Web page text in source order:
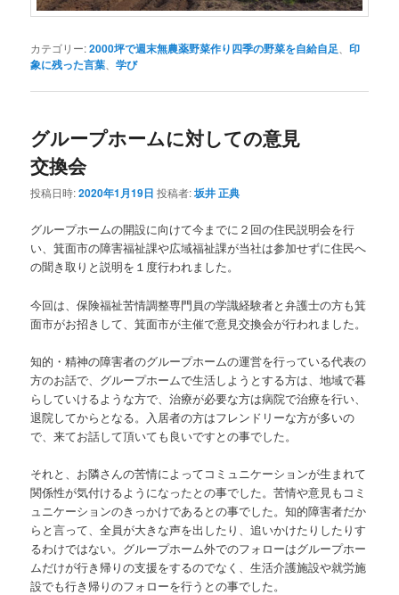
カテゴリー:2000坪で週末無農薬野菜作り四季の野菜を自給自足 、印
象に残った言葉 、学び
グループホームに対しての意見
交換会
投稿日時:2020年1月19日 投稿者:坂井 正典
グループホームの開設に向けて今までに２回の住民説明会を行
い、箕面市の障害福祉課や広域福祉課が当社は参加せずに住民へ
の聞き取りと説明を１度行われました。
今回は、保険福祉苦情調整専門員の学識経験者と弁護士の方も箕
面市がお招きして、箕面市が主催で意見交換会が行われました。
知的・精神の障害者のグループホームの運営を行っている代表の
方のお話で、グループホームで生活しようとする方は、地域で暮
らしていけるような方で、治療が必要な方は病院で治療を行い、
退院してからとなる。入居者の方はフレンドリーな方が多いの
で、来てお話して頂いても良いですとの事でした。
それと、お隣さんの苦情によってコミュニケーションが生まれて
関係性が気付けるようになったとの事でした。苦情や意見もコミ
ュニケーションのきっかけであるとの事でした。知的障害者だか
らと言って、全員が大きな声を出したり、追いかけたりしたりす
るわけではない。グループホーム外でのフォローはグループホー
ムだけが行き帰りの支援をするのでなく、生活介護施設や就労施
設でも行き帰りのフォローを行うとの事でした。